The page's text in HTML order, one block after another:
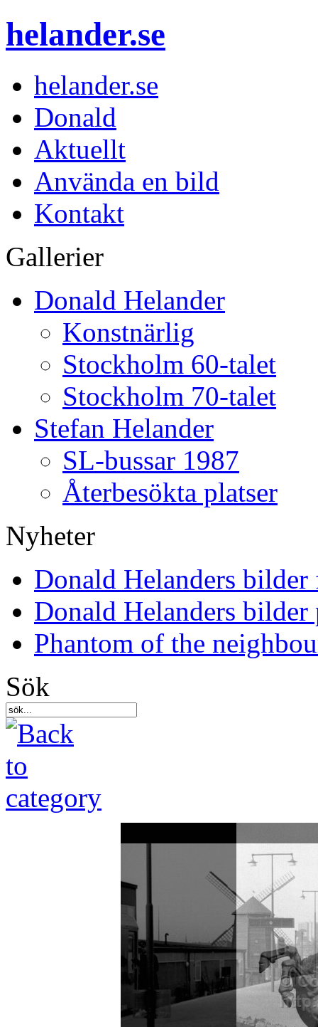
helander.se
helander.se
Donald
Aktuellt
Använda en bild
Kontakt
Gallerier
Donald Helander
Konstnärlig
Stockholm 60-talet
Stockholm 70-talet
Stefan Helander
SL-bussar 1987
Återbesökta platser
Nyheter
Donald Helanders
Donald Helanders
Phantom of the
Sök